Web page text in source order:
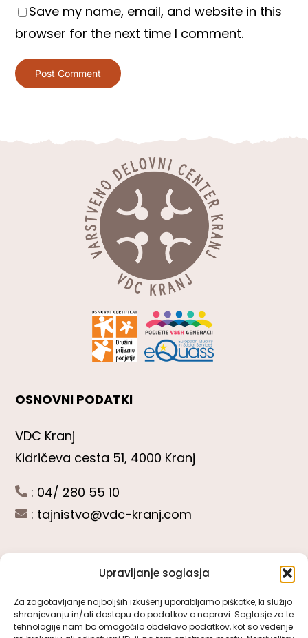
Upravljanje soglasja
Za zagotavljanje najboljših izkušenj uporabljamo piškotke, ki služijo
shranjevanju in/ali dostopu do podatkov o napravi. Soglasje za te
tehnologije nam bo omogočilo obdelavo podatkov, kot so vedenje
Save my name, email, and website in this
browser for the next time I comment.
OSNOVNI PODATKI
VDC Kranj
Kidričeva cesta 51, 4000 Kranj
: 04/ 280 55 10
: tajnistvo@vdc-kranj.com
Toggle